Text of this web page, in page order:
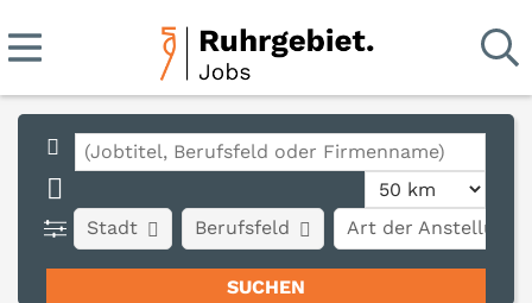
Stadt Art der Anstellung
Berufsfeld